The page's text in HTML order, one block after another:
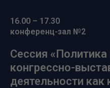
16.00 – 17.30
конференц-зал №2
Сессия
конгрессно-
деятельности